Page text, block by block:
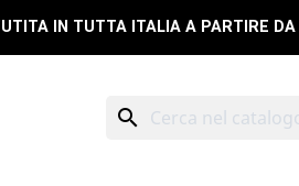
IN TUTTA ITALIA A PARTIRE
search